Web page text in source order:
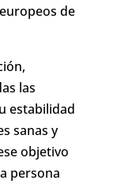
de
las
estabilidad
sanas y
objetivo
persona